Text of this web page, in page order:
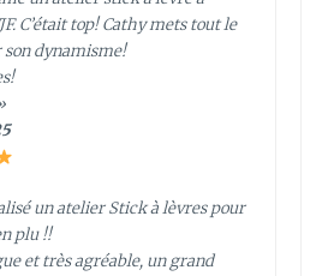
C’était top! Cathy mets tout le
son dynamisme!
un atelier Stick à lèvres pour
plu !!
et très agréable, un grand